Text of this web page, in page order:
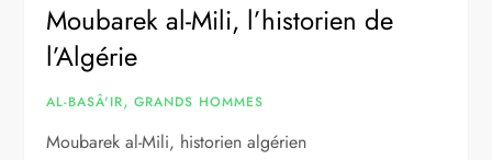
Moubarek al-Mili, l’historien de
l’Algérie
AL-BASÂ'IR,GRANDS HOMMES
Moubarek al-Mili, historien algérien